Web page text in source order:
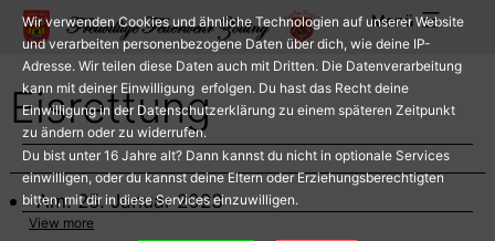
Zum
Inhalt
springen
Menü
Eisrettung
Am: 25. Januar 2023
Wir verwenden Cookies und ähnliche Technologien auf unserer Website
und verarbeiten personenbezogene Daten über dich, wie deine IP-
Adresse. Wir teilen diese Daten auch mit Dritten. Die Datenverarbeitung
kann mit deiner Einwilligung erfolgen. Du hast das Recht deine
Einwilligung in der Datenschutzerklärung zu einem späteren Zeitpunkt
zu ändern oder zu widerrufen.
Du bist unter 16 Jahre alt? Dann kannst du nicht in optionale Services
einwilligen, oder du kannst deine Eltern oder Erziehungsberechtigten
bitten, mit dir in diese Services einzuwilligen.
View more